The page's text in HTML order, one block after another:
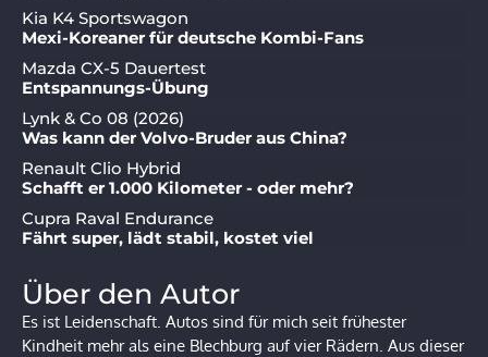
Kia K4 Sportswagon
Mexi-Koreaner für deutsche Kombi-Fans
Mazda CX-5 Dauertest
Entspannungs-Übung
Lynk & Co 08 (2026)
Was kann der Volvo-Bruder aus China?
Renault Clio Hybrid
Schafft er 1.000 Kilometer - oder mehr?
Cupra Raval Endurance
Fährt super, lädt stabil, kostet viel
Über den Autor
Es ist Leidenschaft. Autos sind für mich seit frühester
Kindheit mehr als eine Blechburg auf vier Rädern. Aus dieser